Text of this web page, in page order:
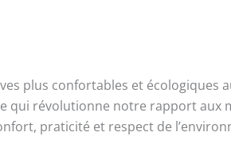
plus confortables et
qui révolutionne notre rapport aux
praticité et respect de